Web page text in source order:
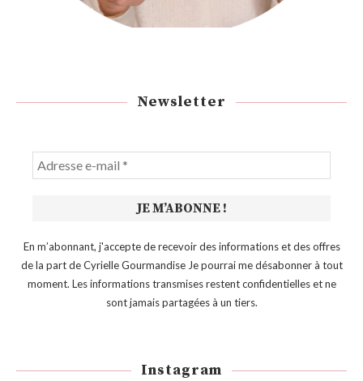
Newsletter
En m’abonnant, j'accepte de recevoir des informations et des offres
de la part de Cyrielle Gourmandise Je pourrai me désabonner à tout
moment. Les informations transmises restent confidentielles et ne
sont jamais partagées à un tiers.
Instagram